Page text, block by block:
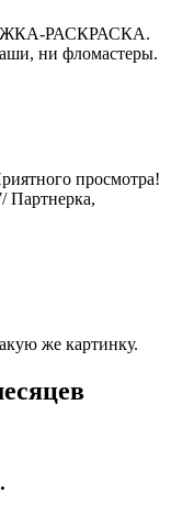
РАСКРАСКА.
ни фломастеры.
просмотра!
Партнерка,
же картинку.
.